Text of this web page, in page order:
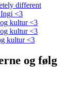
different
<3
kultur <3
kultur <3
kultur <3
og følg